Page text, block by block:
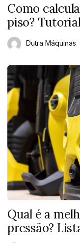
Como
piso?
Dutra Máquinas
Qual é a
pressão?